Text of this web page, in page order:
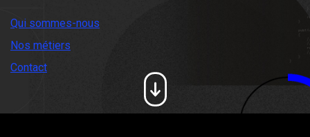
Qui sommes-nous
Nos métiers
Contact